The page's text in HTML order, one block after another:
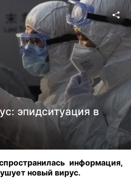
эпидситуация в
информация,
новый вирус.